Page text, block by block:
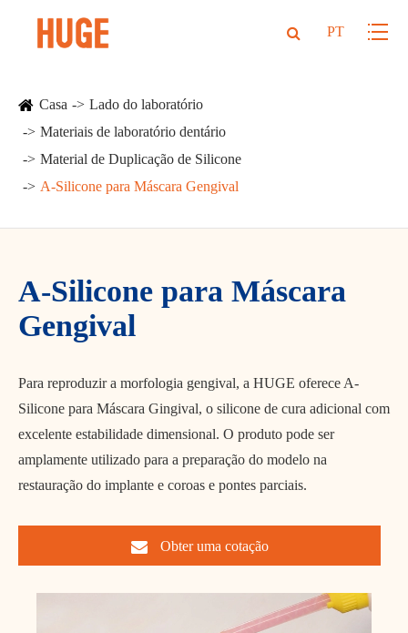
PT
Casa
Lado do laboratório
Materiais de laboratório dentário
Material de Duplicação de Silicone
A-Silicone para Máscara Gengival
A-Silicone para Máscara
Gengival
Para reproduzir a morfologia gengival, a HUGE oferece A-
Silicone para Máscara Gingival, o silicone de cura adicional com
excelente estabilidade dimensional. O produto pode ser
amplamente utilizado para a preparação do modelo na
restauração do implante e coroas e pontes parciais.
Obter uma cotação